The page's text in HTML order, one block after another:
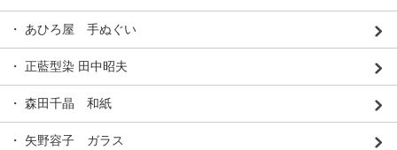
・ あひろ屋 手ぬぐい
・ 正藍型染 田中昭夫
・ 森田千晶 和紙
・ 矢野容子 ガラス